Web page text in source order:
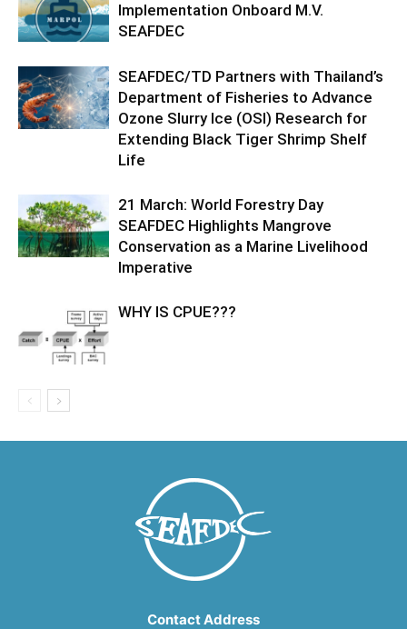
Implementation Onboard M.V.
SEAFDEC
SEAFDEC/TD Partners with Thailand’s
Department of Fisheries to Advance
Ozone Slurry Ice (OSI) Research for
Extending Black Tiger Shrimp Shelf
Life
21 March: World Forestry Day
SEAFDEC Highlights Mangrove
Conservation as a Marine Livelihood
Imperative
WHY IS CPUE???
Contact Address